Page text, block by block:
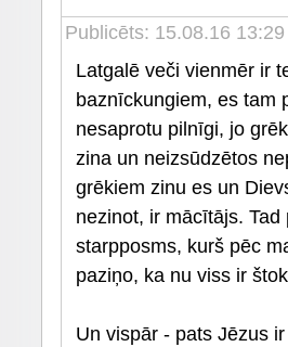
Publicēts: 15.08.16
Latgalē veči vienmēr ir
baznīckungiem, es tam
nesaprotu pilnīgi, jo
zina un neizsūdzētos
grēkiem zinu es un
nezinot, ir mācītājs.
starpposms, kurš pēc
paziņo, ka nu viss ir
Un vispār - pats Jēzus